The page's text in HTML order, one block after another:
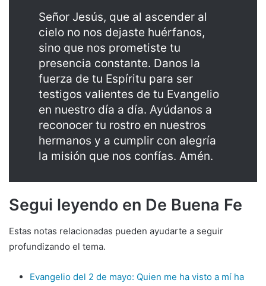
Señor Jesús, que al ascender al
cielo no nos dejaste huérfanos,
sino que nos prometiste tu
presencia constante. Danos la
fuerza de tu Espíritu para ser
testigos valientes de tu Evangelio
en nuestro día a día. Ayúdanos a
reconocer tu rostro en nuestros
hermanos y a cumplir con alegría
la misión que nos confías. Amén.
Segui leyendo en De Buena Fe
Estas notas relacionadas pueden ayudarte a seguir
profundizando el tema.
Evangelio del 2 de mayo: Quien me ha visto a mí ha